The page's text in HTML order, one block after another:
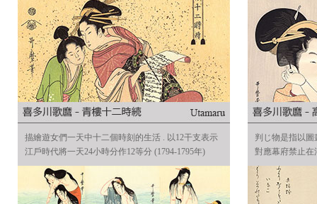
描繪遊女們一天中十二個時刻的生活 . 以12干支表示
江戶時代將一天24小時分作12等分 (1794-1795年)
判じ物是指以
對應幕府禁止在